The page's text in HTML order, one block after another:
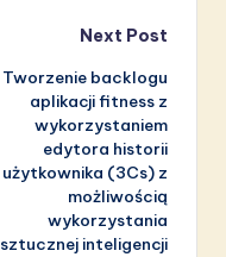
Next Post
Tworzenie backlogu
aplikacji fitness z
wykorzystaniem
edytora historii
użytkownika (3Cs) z
możliwością
wykorzystania
sztucznej inteligencji